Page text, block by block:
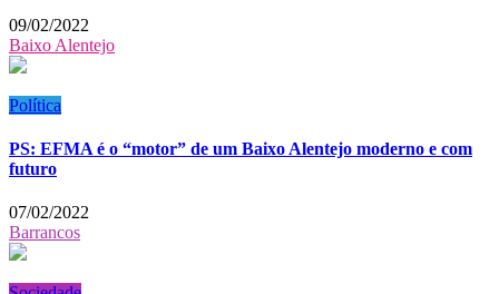
09/02/2022
Baixo Alentejo
Política
PS: EFMA é o “motor” de um Baixo Alentejo moderno e com
futuro
07/02/2022
Barrancos